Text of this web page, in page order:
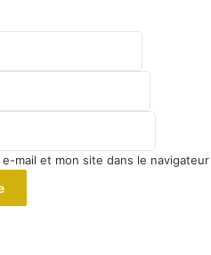
mail et mon site dans le